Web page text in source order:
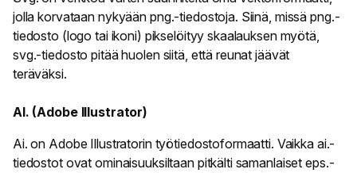
jolla korvataan nykyään png.-tiedostoja. Siinä, missä png.-
tiedosto (logo tai ikoni) pikselöityy skaalauksen myötä,
svg.-tiedosto pitää huolen siitä, että reunat jäävät
teräväksi.
AI. (Adobe Illustrator)
Ai. on Adobe Illustratorin työtiedostoformaatti. Vaikka ai.-
tiedostot ovat ominaisuuksiltaan pitkälti samanlaiset eps.-